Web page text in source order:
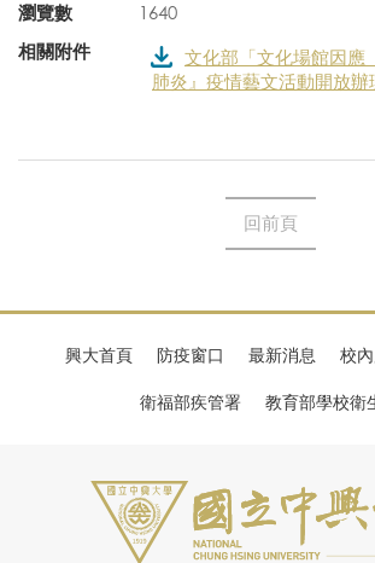
瀏覽數
1640
相關附件
文化部「文化場館因應
肺炎』疫情藝文活動開放辦
回前頁
興大首頁 防疫窗口 最新消息 校
衛福部疾管署 教育部學校衛